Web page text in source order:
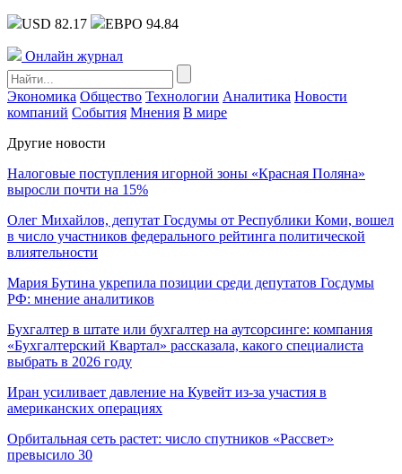
USD 82.17 ЕВРО 94.84
Онлайн журнал
Экономика Общество Технологии Аналитика Новости
компаний События Мнения В мире
Другие новости
Налоговые поступления игорной зоны «Красная Поляна»
выросли почти на 15%
Олег Михайлов, депутат Госдумы от Республики Коми, вошел
в число участников федерального рейтинга политической
влиятельности
Мария Бутина укрепила позиции среди депутатов Госдумы
РФ: мнение аналитиков
Бухгалтер в штате или бухгалтер на аутсорсинге: компания
«Бухгалтерский Квартал» рассказала, какого специалиста
выбрать в 2026 году
Иран усиливает давление на Кувейт из-за участия в
американских операциях
Орбитальная сеть растет: число спутников «Рассвет»
превысило 30